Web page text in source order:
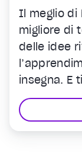
Il meglio di
migliore di
delle idee
insegna. E
alla
questo